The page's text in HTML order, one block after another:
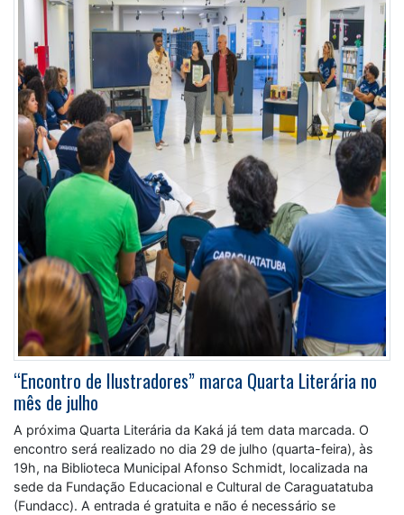
“Encontro de Ilustradores” marca Quarta Literária no
mês de julho
A próxima Quarta Literária da Kaká já tem data marcada. O
encontro será realizado no dia 29 de julho (quarta-feira), às
19h, na Biblioteca Municipal Afonso Schmidt, localizada na
sede da Fundação Educacional e Cultural de Caraguatatuba
(Fundacc). A entrada é gratuita e não é necessário se